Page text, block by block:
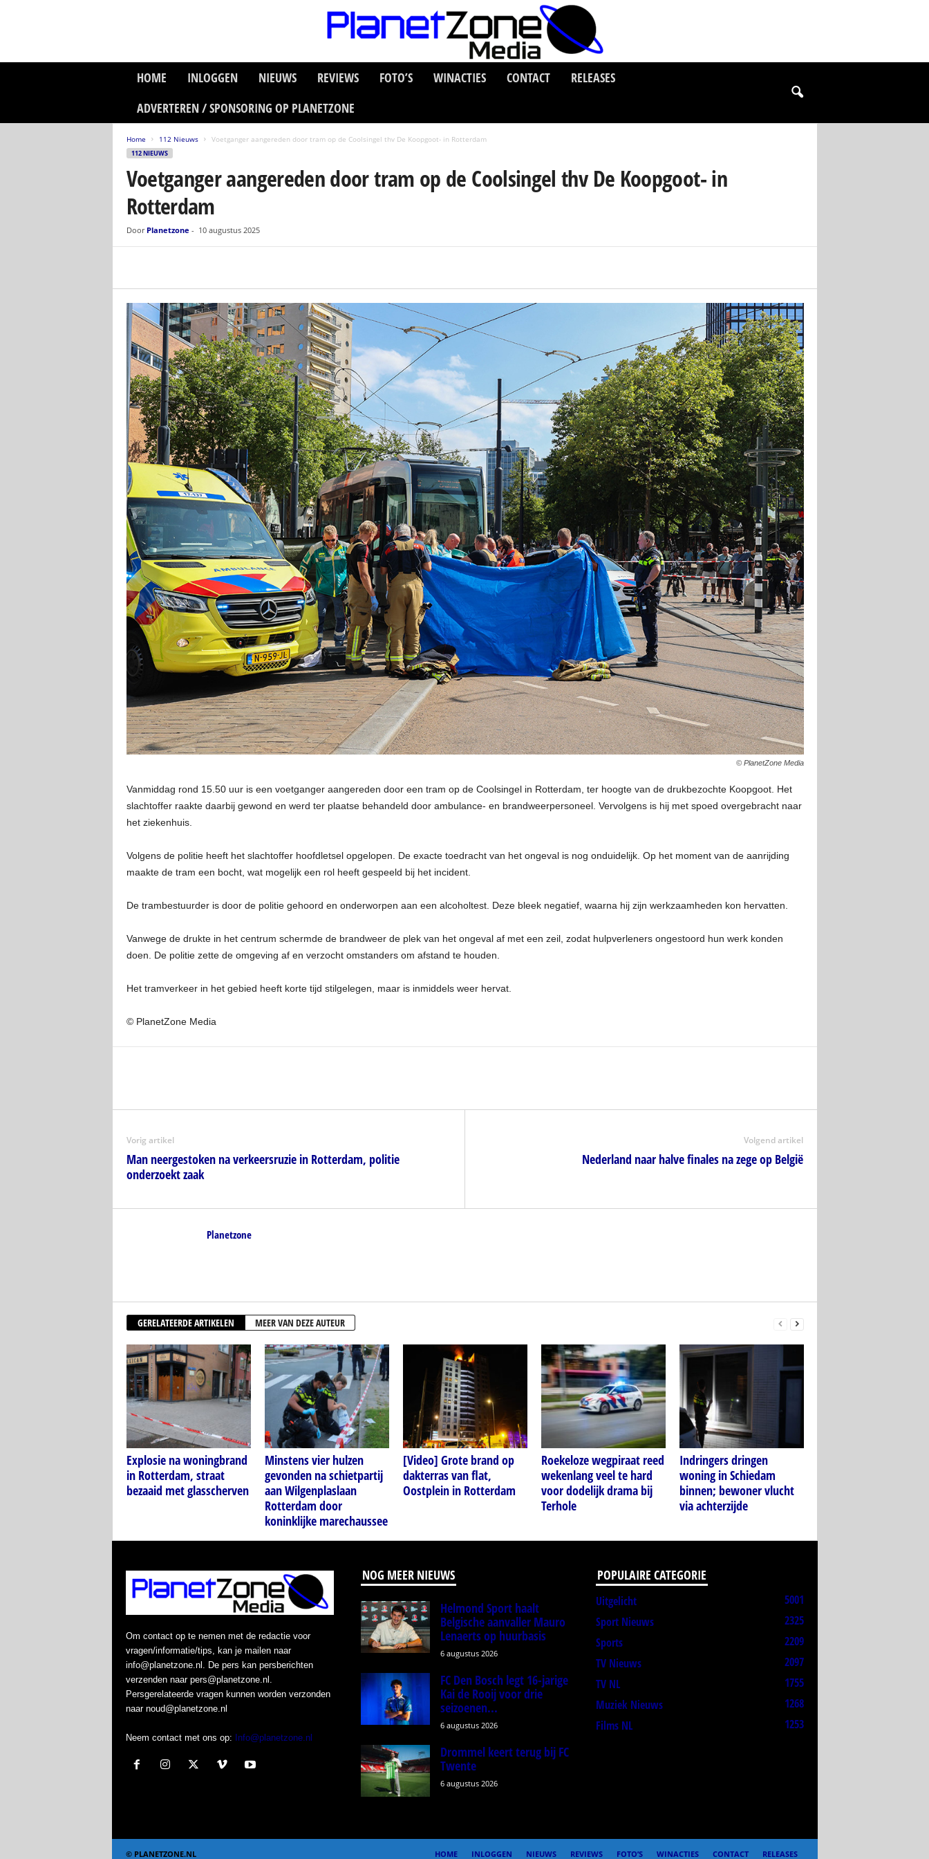
HOME INLOGGEN NIEUWS REVIEWS FOTO’S WINACTIES CONTACT
RELEASES
ADVERTEREN / SPONSORING OP PLANETZONE
Home 112 Nieuws Voetganger aangereden door tram op de Coolsingel thv De Koopgoot- in Rotterdam
112 NIEUWS
Voetganger aangereden door tram op de Coolsingel thv De Koopgoot- in
Rotterdam
Door Planetzone - 10 augustus 2025
© PlanetZone Media
Vanmiddag rond 15.50 uur is een voetganger aangereden door een tram op de Coolsingel in Rotterdam, ter hoogte van de drukbezochte Koopgoot. Het
slachtoffer raakte daarbij gewond en werd ter plaatse behandeld door ambulance- en brandweerpersoneel. Vervolgens is hij met spoed overgebracht naar
het ziekenhuis.
Volgens de politie heeft het slachtoffer hoofdletsel opgelopen. De exacte toedracht van het ongeval is nog onduidelijk. Op het moment van de aanrijding
maakte de tram een bocht, wat mogelijk een rol heeft gespeeld bij het incident.
De trambestuurder is door de politie gehoord en onderworpen aan een alcoholtest. Deze bleek negatief, waarna hij zijn werkzaamheden kon hervatten.
Vanwege de drukte in het centrum schermde de brandweer de plek van het ongeval af met een zeil, zodat hulpverleners ongestoord hun werk konden
doen. De politie zette de omgeving af en verzocht omstanders om afstand te houden.
Het tramverkeer in het gebied heeft korte tijd stilgelegen, maar is inmiddels weer hervat.
© PlanetZone Media
Vorig artikel
Man neergestoken na verkeersruzie in Rotterdam, politie
onderzoekt zaak
Volgend artikel
Nederland naar halve finales na zege op België
Planetzone
GERELATEERDE ARTIKELEN MEER VAN DEZE AUTEUR
Explosie na woningbrand
in Rotterdam, straat
bezaaid met glasscherven
Minstens vier hulzen
gevonden na schietpartij
aan Wilgenplaslaan
Rotterdam door
koninklijke marechaussee
[Video] Grote brand op
dakterras van flat,
Oostplein in Rotterdam
Roekeloze wegpiraat reed
wekenlang veel te hard
voor dodelijk drama bij
Terhole
Indringers dringen
woning in Schiedam
binnen; bewoner vlucht
via achterzijde
Om contact op te nemen met de redactie voor
vragen/informatie/tips, kan je mailen naar
info@planetzone.nl. De pers kan persberichten
verzenden naar pers@planetzone.nl.
Persgerelateerde vragen kunnen worden verzonden
naar noud@planetzone.nl
Neem contact met ons op: Info@planetzone.nl
NOG MEER NIEUWS
Helmond Sport haalt
Belgische aanvaller Mauro
Lenaerts op huurbasis
6 augustus 2026
FC Den Bosch legt 16-jarige
Kai de Rooij voor drie
seizoenen...
6 augustus 2026
Drommel keert terug bij FC
Twente
6 augustus 2026
POPULAIRE CATEGORIE
Uitgelicht
5001
Sport Nieuws
2325
Sports
2209
TV Nieuws
2097
TV NL
1755
Muziek Nieuws
1268
Films NL
1253
HOME INLOGGEN NIEUWS REVIEWS FOTO’S WINACTIES CONTACT RELEASES
© PLANETZONE.NL